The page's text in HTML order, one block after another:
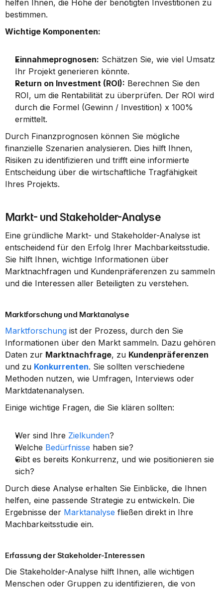
helfen Ihnen, die Höhe der benötigten Investitionen zu
bestimmen.
Wichtige Komponenten:
Einnahmeprognosen: Schätzen Sie, wie viel Umsatz
Ihr Projekt generieren könnte.
Return on Investment (ROI): Berechnen Sie den
ROI, um die Rentabilität zu überprüfen. Der ROI wird
durch die Formel (Gewinn / Investition) x 100%
ermittelt.
Durch Finanzprognosen können Sie mögliche
finanzielle Szenarien analysieren. Dies hilft Ihnen,
Risiken zu identifizieren und trifft eine informierte
Entscheidung über die wirtschaftliche Tragfähigkeit
Ihres Projekts.
Markt- und Stakeholder-Analyse
Eine gründliche Markt- und Stakeholder-Analyse ist
entscheidend für den Erfolg Ihrer Machbarkeitsstudie.
Sie hilft Ihnen, wichtige Informationen über
Marktnachfragen und Kundenpräferenzen zu sammeln
und die Interessen aller Beteiligten zu verstehen.
Marktforschung und Marktanalyse
Marktforschung ist der Prozess, durch den Sie
Informationen über den Markt sammeln. Dazu gehören
Daten zur Marktnachfrage, zu Kundenpräferenzen
und zu Konkurrenten. Sie sollten verschiedene
Methoden nutzen, wie Umfragen, Interviews oder
Marktdatenanalysen.
Einige wichtige Fragen, die Sie klären sollten:
Wer sind Ihre Zielkunden?
Welche Bedürfnisse haben sie?
Gibt es bereits Konkurrenz, und wie positionieren sie
sich?
Durch diese Analyse erhalten Sie Einblicke, die Ihnen
helfen, eine passende Strategie zu entwickeln. Die
Ergebnisse der Marktanalyse fließen direkt in Ihre
Machbarkeitsstudie ein.
Erfassung der Stakeholder-Interessen
Die Stakeholder-Analyse hilft Ihnen, alle wichtigen
Menschen oder Gruppen zu identifizieren, die von